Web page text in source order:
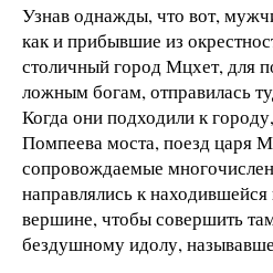
Узнав однажды, что вот,
как и прибывшие из
столичный город Мцхет, для
ложным богам, отправилась
Когда они подходили к
Помпеева моста, поезд царя
сопровождаемые
направлялись к
вершине, чтобы совершить
бездушному идолу,